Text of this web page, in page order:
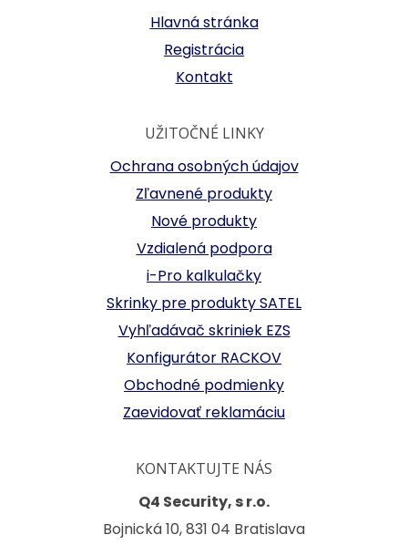
Hlavná stránka
Registrácia
Kontakt
UŽITOČNÉ LINKY
Ochrana osobných údajov
Zľavnené produkty
Nové produkty
Vzdialená podpora
i-Pro kalkulačky
Skrinky pre produkty SATEL
Vyhľadávač skriniek EZS
Konfigurátor RACKOV
Obchodné podmienky
Zaevidovať reklamáciu
KONTAKTUJTE NÁS
Q4 Security, s r.o.
Bojnická 10, 831 04 Bratislava